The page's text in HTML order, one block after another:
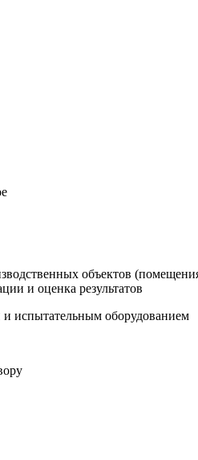
объектов
и оценка результатов
и испытательным оборудованием